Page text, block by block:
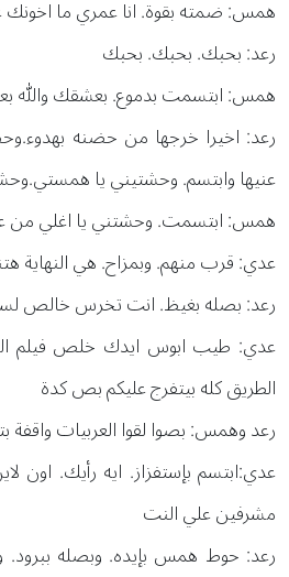
همس: ضمته بقوة. انا عمري ما
رعد: بحبك. بحبك. بحبك
همس: ابتسمت بدموع. بعشقك والله
رعد: اخيرا خرجها من حضنه
عنيها وابتسم. وحشتيني يا
همس: ابتسمت. وحشتني يا اغلي من
عدي: قرب منهم. وبمزاح. هي النهاية
رعد: بصله بغيظ. انت تخرس خالص
عدي: طيب ابوس ايدك خلص فيلم
الطريق كله بيتفرج عليكم بص كدة
رعد وهمس: بصوا لقوا العربيات واقفة
عدي:ابتسم بإستفزاز. ايه رأيك. اون
مشرفين علي النت
رعد: حوط همس بإيده. وبصله ببرود.